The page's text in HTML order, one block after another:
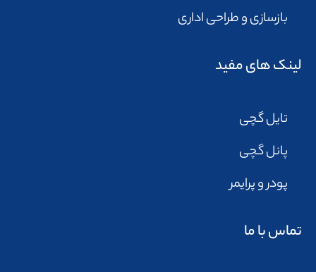
بازسازی و طراحی اداری
لینک های مفید
تایل گچی
پانل گچی
پودر و پرایمر
تماس با ما